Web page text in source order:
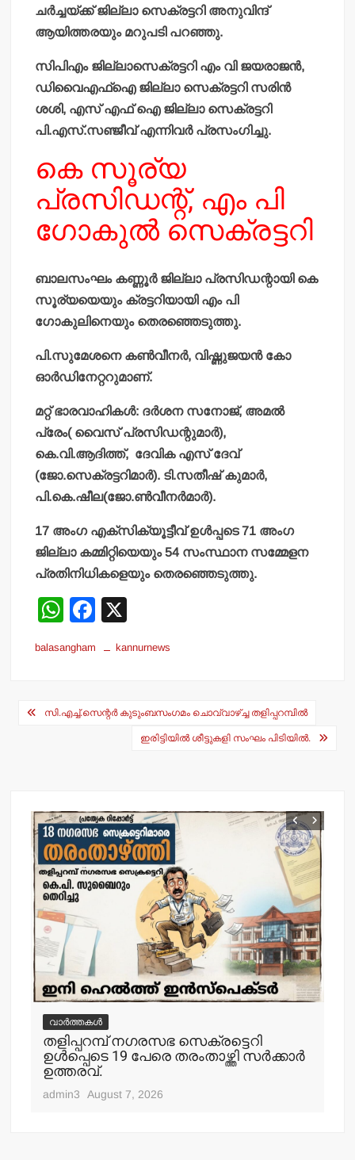
ചര്‍ച്ചയ്ക്ക് ജില്ലാ സെക്രട്ടറി അനുവിന്ദ്
ആയിത്തരയും മറുപടി പറഞ്ഞു.
സിപിഎം ജില്ലാസെക്രട്ടറി എം വി ജയരാജന്‍,
ഡിവൈഎഫ്‌ഐ ജില്ലാ സെക്രട്ടറി സരിന്‍
ശശി, എസ് എഫ് ഐ ജില്ലാ സെക്രട്ടറി
പി.എസ്.സഞ്ജീവ് എന്നിവര്‍ പ്രസംഗിച്ചു.
കെ സൂര്യ
പ്രസിഡന്റ്, എം പി
ഗോകുല്‍ സെക്രട്ടറി
ബാലസംഘം കണ്ണൂര്‍ ജില്ലാ പ്രസിഡന്റായി കെ
സൂര്യയെയും ക്രട്ടറിയായി എം പി
ഗോകുലിനെയും തെരഞ്ഞെടുത്തു.
പി.സുമേശനെ കണ്‍വീനര്‍, വിഷ്ണുജയന്‍ കോ
ഓര്‍ഡിനേറ്ററുമാണ്.
മറ്റ് ഭാരവാഹികള്‍: ദര്‍ശന സനോജ്, അമല്‍
പ്രേം( വൈസ് പ്രസിഡന്റുമാര്‍),
കെ.വി.ആദിത്ത്, ദേവിക എസ് ദേവ്
(ജോ.സെക്രട്ടറിമാര്‍). ടി.സതീഷ് കുമാര്‍,
പി.കെ.ഷീല(ജോ.ണ്‍വീനര്‍മാര്‍).
17 അംഗ എക്‌സിക്യൂട്ടീവ് ഉള്‍പ്പടെ 71 അംഗ
ജില്ലാ കമ്മിറ്റിയെയും 54 സംസ്ഥാന സമ്മേളന
പ്രതിനിധികളെയും തെരഞ്ഞെടുത്തു.
W
at
A
F
c
b
balasangham kannurnews
Postസി.എച്ച്.സെന്റര്‍ കുടുംബസംഗമം ചൊവ്വാഴ്ച്ച തളിപ്പറമ്പില്‍
ഇരിട്ടിയില്‍ ശീട്ടുകളി സംഘം പിടിയില്‍.
വാർത്തകൾ
തളിപ്പറമ്പ് നഗരസഭ സെക്രട്ടെറി
ഉള്‍പ്പെടെ 19 പേരെ തരംതാഴ്ത്തി സര്‍ക്കാര്‍
ഉത്തരവ്.
admin3 August 7, 2026